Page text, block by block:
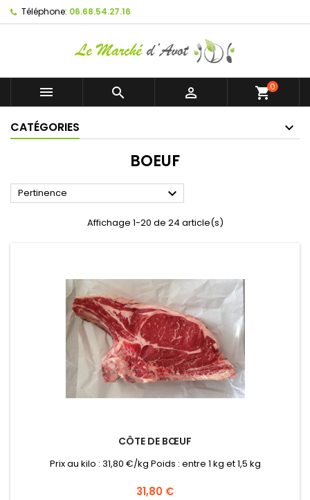
Téléphone: 06.68.54.27.16
   shopping_cart0
CATÉGORIES
BOEUF
Pertinence 
Affichage 1-20 de 24 article(s)
CÔTE DE BŒUF
Prix au kilo : 31,80 €/kg Poids : entre 1 kg et 1,5 kg
Prix
31,80 €